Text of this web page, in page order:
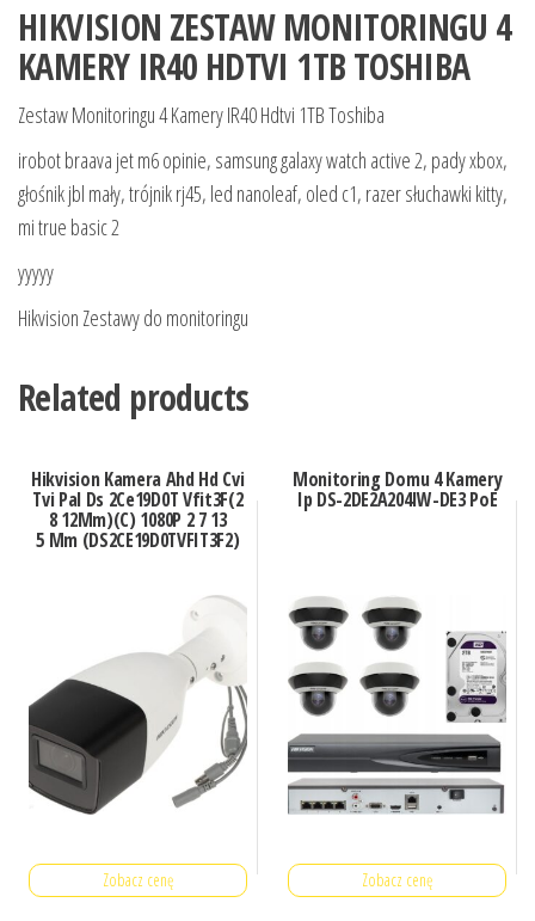
HIKVISION ZESTAW MONITORINGU 4
KAMERY IR40 HDTVI 1TB TOSHIBA
Zestaw Monitoringu 4 Kamery IR40 Hdtvi 1TB Toshiba
irobot braava jet m6 opinie, samsung galaxy watch active 2, pady xbox,
głośnik jbl mały, trójnik rj45, led nanoleaf, oled c1, razer słuchawki kitty,
mi true basic 2
yyyyy
Hikvision Zestawy do monitoringu
Related products
Hikvision Kamera Ahd Hd Cvi
Tvi Pal Ds 2Ce19D0T Vfit3F(2
8 12Mm)(C) 1080P 2 7 13
5 Mm (DS2CE19D0TVFIT3F2)
Zobacz cenę
Monitoring Domu 4 Kamery
Ip DS-2DE2A204IW-DE3 PoE
Zobacz cenę